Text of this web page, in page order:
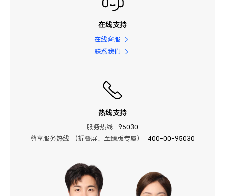
在线支持
在线客服
联系我们
热线支持
服务热线
95030
尊享服务热线 （折叠屏、至臻版专属）
400-00-95030